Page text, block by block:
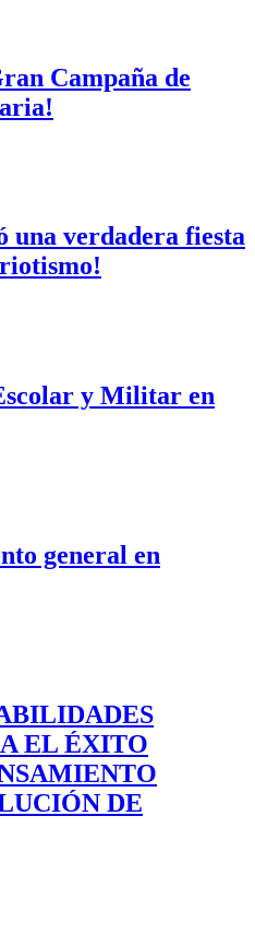
Campaña de
una verdadera fiesta
y Militar en
general en
EL ÉXITO
DE